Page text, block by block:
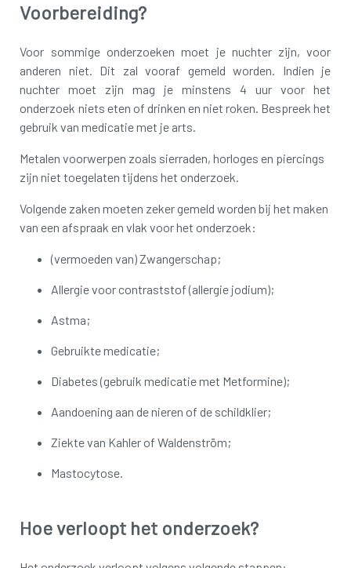
Voorbereiding?
Voor sommige onderzoeken moet je nuchter zijn, voor
anderen niet. Dit zal vooraf gemeld worden. Indien je
nuchter moet zijn mag je minstens 4 uur voor het
onderzoek niets eten of drinken en niet roken. Bespreek het
gebruik van medicatie met je arts.
Metalen voorwerpen zoals sierraden, horloges en piercings
zijn niet toegelaten tijdens het onderzoek.
Volgende zaken moeten zeker gemeld worden bij het maken
van een afspraak en vlak voor het onderzoek:
(vermoeden van) Zwangerschap;
Allergie voor contraststof (allergie jodium);
Astma;
Gebruikte medicatie;
Diabetes (gebruik medicatie met Metformine);
Aandoening aan de nieren of de schildklier;
Ziekte van Kahler of Waldenström;
Mastocytose.
Hoe verloopt het onderzoek?